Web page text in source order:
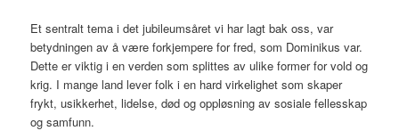
Et sentralt tema i det jubileumsåret vi har lagt bak oss, var
betydningen av å være forkjempere for fred, som Dominikus var.
Dette er viktig i en verden som splittes av ulike former for vold og
krig. I mange land lever folk i en hard virkelighet som skaper
frykt, usikkerhet, lidelse, død og oppløsning av sosiale fellesskap
og samfunn.